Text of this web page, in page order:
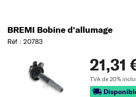
BREMI Bobine d'allumage
Réf : 20783
21,31
TVA de 20%